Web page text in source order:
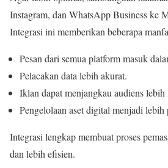
Instagram, dan WhatsApp Business ke
Integrasi ini memberikan beberapa
Pesan dari semua platform masuk
Pelacakan data lebih akurat.
Iklan dapat menjangkau audiens lebih
Pengelolaan aset digital menjadi lebih
Integrasi lengkap membuat proses
dan lebih efisien.